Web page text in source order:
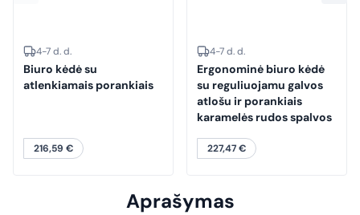
4-7 d. d.
Biuro kėdė su
atlenkiamais porankiais
216,59 €
4-7 d. d.
Ergonominė biuro kėdė
su reguliuojamu galvos
atlošu ir porankiais
karamelės rudos spalvos
227,47€
Aprašymas